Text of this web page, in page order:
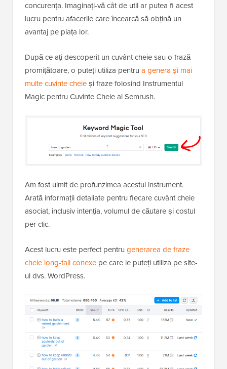
concurența. Imaginați-vă cât de util ar putea fi acest
lucru pentru afacerile care încearcă să obțină un
avantaj pe piața lor.
După ce ați descoperit un cuvânt cheie sau o frază
promițătoare, o puteți utiliza pentru a genera și mai
multe cuvinte cheieși fraze folosind Instrumentul
Magic pentru Cuvinte Cheie al Semrush.
Am fost uimit de profunzimea acestui instrument.
Arată informații detaliate pentru fiecare cuvânt cheie
asociat, inclusiv intenția, volumul de căutare și costul
per clic.
Acest lucru este perfect pentru generarea de fraze
cheie long-tail conexe pe care le puteți utiliza pe site-
ul dvs. WordPress.